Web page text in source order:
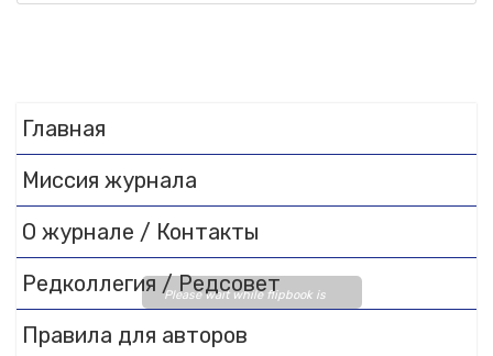
Please wait while flipbook is
FAQs and issues please refer
Главная
Миссия журнала
О журнале / Контакты
Редколлегия / Редсовет
Правила для авторов